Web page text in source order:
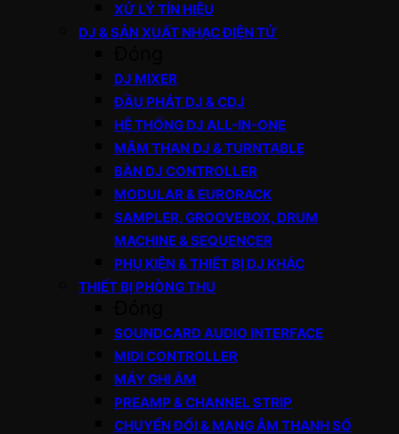
XỬ LÝ TÍN HIỆU
DJ & SẢN XUẤT NHẠC ĐIỆN TỬ
DJ MIXER
ĐẦU PHÁT DJ & CDJ
HỆ THỐNG DJ ALL-IN-ONE
MÂM THAN DJ & TURNTABLE
BÀN DJ CONTROLLER
MODULAR & EURORACK
SAMPLER, GROOVEBOX, DRUM
MACHINE & SEQUENCER
PHỤ KIỆN & THIẾT BỊ DJ KHÁC
THIẾT BỊ PHÒNG THU
SOUNDCARD AUDIO INTERFACE
MIDI CONTROLLER
MÁY GHI ÂM
PREAMP & CHANNEL STRIP
CHUYỂN ĐỔI & MẠNG ÂM THANH SỐ